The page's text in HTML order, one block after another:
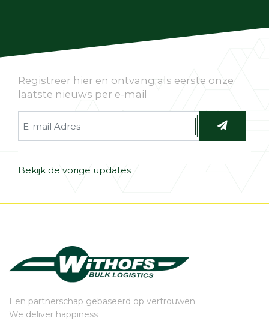
Registreer hier en ontvang als eerste onze
laatste nieuws per e-mail
Bekijk de vorige updates
Een partnerschap gebaseerd op vertrouwen
We deliver happiness